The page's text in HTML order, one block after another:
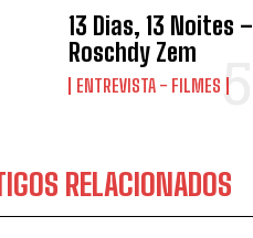
13 Dias, 13 Noites –
Roschdy Zem
ENTREVISTA - FILMES
RELACIONADOS